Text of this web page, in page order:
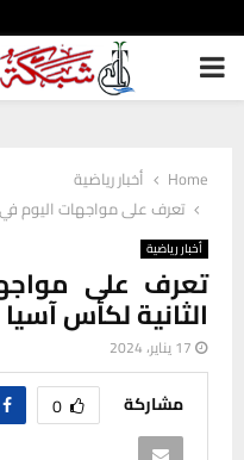
PRIMARY
Home
أخبار رياضية
تعرف على مواجهات اليوم في
أخبار رياضية
تعرف على
الثانية لكأس آسيا
17 يناير، 2024
مشاركة 0